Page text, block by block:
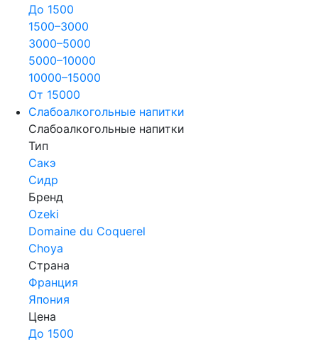
До 1500
1500–3000
3000–5000
5000–10000
10000–15000
От 15000
Слабоалкогольные напитки
Слабоалкогольные напитки
Тип
Сакэ
Сидр
Бренд
Ozeki
Domaine du Coquerel
Choya
Страна
Франция
Япония
Цена
До 1500